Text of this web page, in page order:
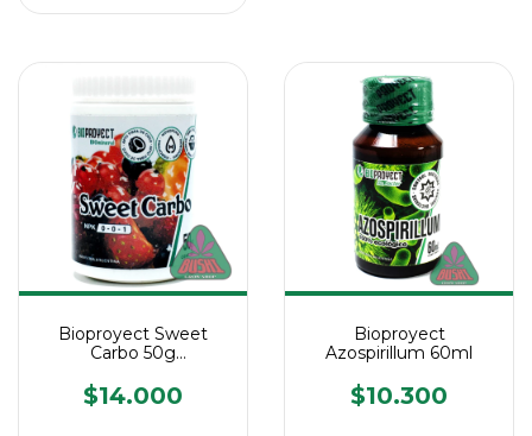
Bioproyect Sweet
Carbo 50g
$14.000
Bioproyect
Azospirillum 60ml
$10.300